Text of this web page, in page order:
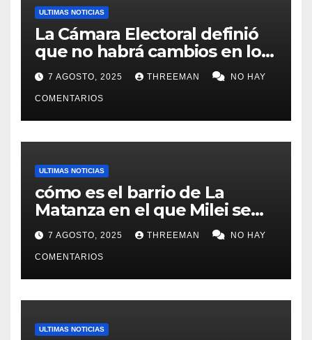
ULTIMAS NOTICIAS
La Cámara Electoral definió
que no habrá cambios en los
lugares de votación en La
Matanza
7 AGOSTO, 2025 THREEMAN NO HAY
COMENTARIOS
ULTIMAS NOTICIAS
cómo es el barrio de La
Matanza en el que Milei se
sacó la foto de lanzamiento
de campaña en provincia de
Buenos Aires
7 AGOSTO, 2025 THREEMAN NO HAY
COMENTARIOS
ULTIMAS NOTICIAS